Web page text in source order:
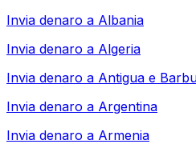
Invia denaro a Albania
Invia denaro a Algeria
Invia denaro a Antigua e
Invia denaro a Argentina
Invia denaro a Armenia